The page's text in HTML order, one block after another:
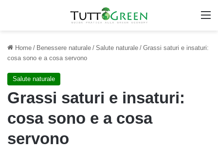
Home / Benessere naturale / Salute naturale / Grassi saturi e insaturi:
cosa sono e a cosa servono
Salute naturale
Grassi saturi e insaturi:
cosa sono e a cosa
servono